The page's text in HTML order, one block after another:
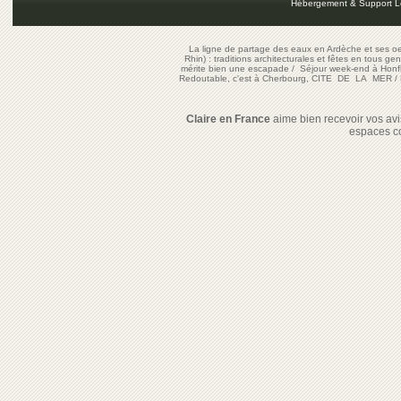
Hébergement & Support
La ligne de partage des eaux en Ardèche et ses
Rhin) : traditions architecturales et fêtes en tous
mérite bien une escapade/Séjour week-end à
Redoutable, c'est à Cherbourg, CITE DE LA MER/
Claire en Franceaime bien recevoir vos
espaces